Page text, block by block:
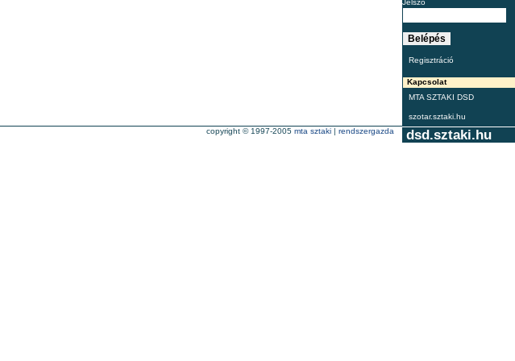
Jelszó
Regisztráció
Kapcsolat
MTA SZTAKI DSD
szotar.sztaki.hu
dsd.sztaki.hu
copyright © 1997-2005 mta sztaki | rendszergazda